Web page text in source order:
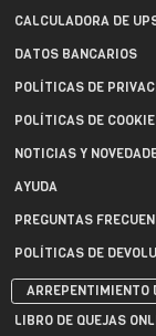
CALCULADORA DE
DATOS BANCARIOS
POLÍTICAS DE
POLÍTICAS DE
NOTICIAS Y
AYUDA
PREGUNTAS
POLÍTICAS DE
ARREPENTIMIENTO
LIBRO DE QUEJAS